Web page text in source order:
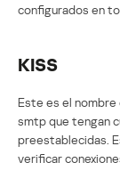
configurados en
KISS
Este es el
smtp que tengan
preestablecidas.
verificar